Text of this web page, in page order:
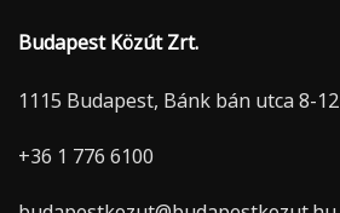
Budapest Közút Zrt.
1115 Budapest, Bánk bán utca 8-12
+36 1 776 6100